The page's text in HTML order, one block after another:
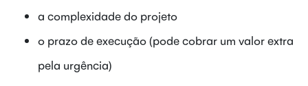
a complexidade do projeto
o prazo de execução (pode cobrar um valor extra
pela urgência)